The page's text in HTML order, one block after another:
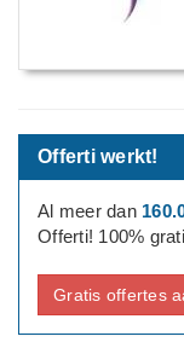
Offerti werkt!
Al meer dan
Offerti! 100%
Gratis offertes